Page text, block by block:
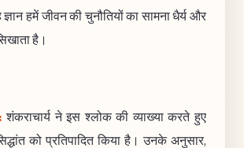
हमें जीवन की चुनौतियों का सामना धैर्य और
है।
शंकराचार्य ने इस श्लोक की व्याख्या करते हुए
को प्रतिपादित किया है। उनके अनुसार,